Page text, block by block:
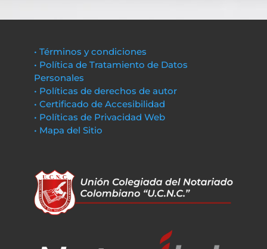
• Términos y condiciones
• Política de Tratamiento de Datos
Personales
• Políticas de derechos de autor
• Certificado de Accesibilidad
• Políticas de Privacidad Web
• Mapa del Sitio